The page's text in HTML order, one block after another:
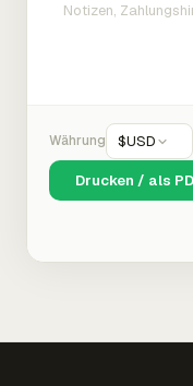
Währung $USD
Drucken / als